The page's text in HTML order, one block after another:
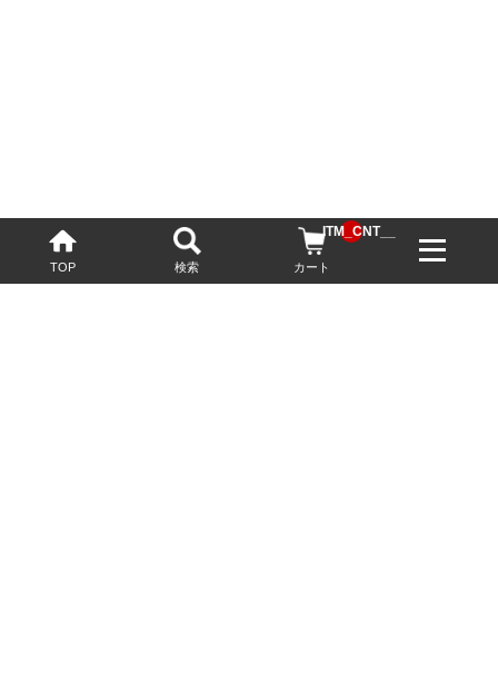
TOP 検索 カート
__ITM_CNT__